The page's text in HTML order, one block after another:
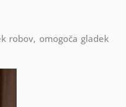
robov, omogoča gladek